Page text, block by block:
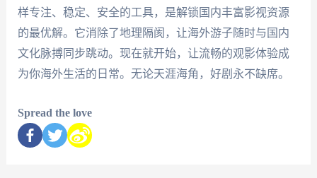
样专注、稳定、安全的工具，是解锁国内丰富影视资源
的最优解。它消除了地理隔阂，让海外游子随时与国内
文化脉搏同步跳动。现在就开始，让流畅的观影体验成
为你海外生活的日常。无论天涯海角，好剧永不缺席。
Spread the love